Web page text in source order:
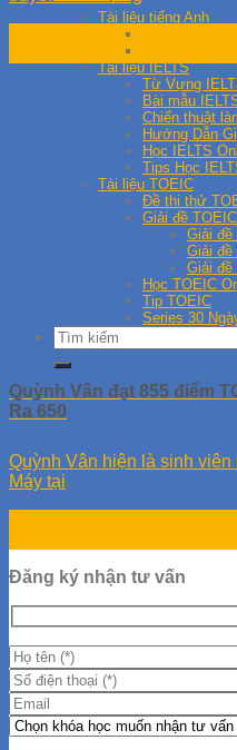
Tài liệu tiếng Anh
Tài liệu IELTS
Từ Vựng
Bài mẫu
Chiến thuật
Hướng Dẫn
Học IELTS
Tips Học
Tài liệu TOEIC
Đề thi thử
Giải đề TOEIC
Giải đề
Giải đề
Giải đề
Học TOEIC
Tip TOEIC
Series 30
Quỳnh Vân đạt 855 điểm
Ra 650
Quỳnh Vân hiện là sinh
Máy tại
Đăng ký nhận tư vấn